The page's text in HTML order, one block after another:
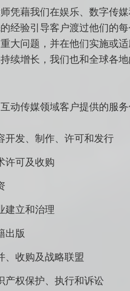
凭藉我们在娱乐、数字传
经验引导客户渡过他们的
大问题，并在他们实施或
续增长，我们也和全球各
动传媒领域客户提供的服务
开发、制作、许可和发行
许可及收购
建立和治理
出版
、收购及战略联盟
产权保护、执行和诉讼